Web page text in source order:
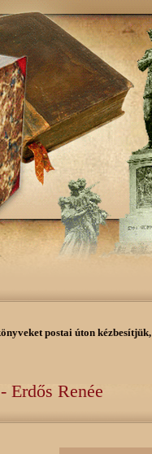
postai úton kézbesítjük,
Erdős Renée